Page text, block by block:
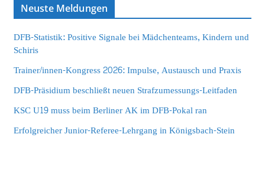
Neuste Meldungen
DFB-Statistik: Positive Signale bei Mädchenteams, Kindern und
Schiris
Trainer/innen-Kongress 2026: Impulse, Austausch und Praxis
DFB-Präsidium beschließt neuen Strafzumessungs-Leitfaden
KSC U19 muss beim Berliner AK im DFB-Pokal ran
Erfolgreicher Junior-Referee-Lehrgang in Königsbach-Stein